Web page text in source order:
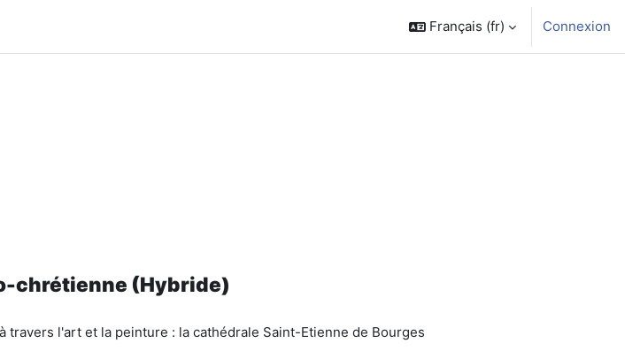
Français ‎(fr)‎ Connexion
chrétienne (Hybride)
l'art et la peinture : la cathédrale Saint-Etienne de Bourges